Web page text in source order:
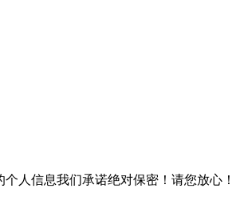
人信息我们承诺绝对保密！请您放心！